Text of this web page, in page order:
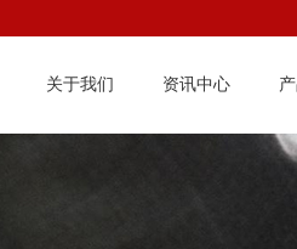
关于我们 资讯中心